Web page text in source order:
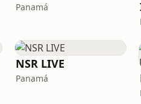
Panamá
NSR LIVE
Panamá